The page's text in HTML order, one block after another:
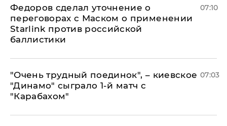
Федоров сделал уточнение о
переговорах с Маском о применении
Starlink против российской
баллистики
07:10
"Очень трудный поединок", – киевское
"Динамо" сыграло 1-й матч с
"Карабахом"
07:03